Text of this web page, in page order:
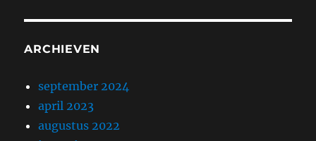
ARCHIEVEN
september 2024
april 2023
augustus 2022